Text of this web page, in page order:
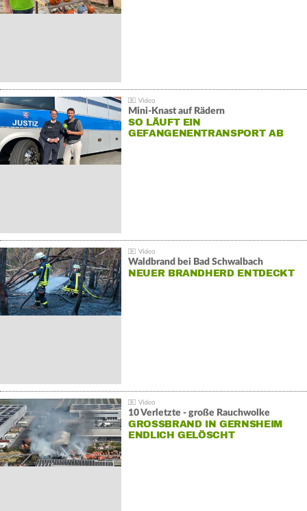
Mini-Knast auf Rädern
SO LÄUFT EIN
GEFANGENENTRANSPORT AB
Waldbrand bei Bad Schwalbach
NEUER BRANDHERD ENTDECKT
10 Verletzte - große Rauchwolke
GROSSBRAND IN GERNSHEIM E
NDLICH GELÖSCHT